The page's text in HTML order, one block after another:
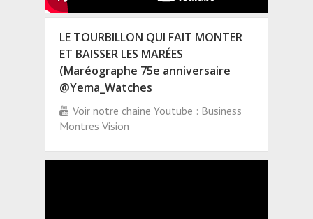
LE TOURBILLON QUI FAIT MONTER
ET BAISSER LES MARÉES
(Maréographe 75e anniversaire
@Yema_Watches
Voir notre chaine Youtube : Business
Montres Vision